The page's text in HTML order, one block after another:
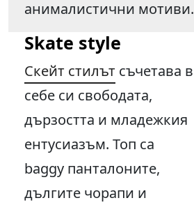
анималистични мотиви.
Skate style
Скейт стилът съчетава в
себе си свободата,
дързостта и младежкия
ентусиазъм. Топ са
baggy панталоните,
дългите чорапи и